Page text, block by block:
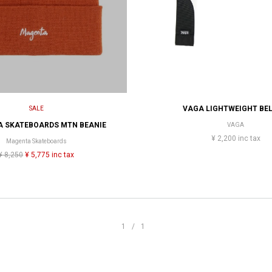
SALE
SKATEBOARDS MTN BEANIE
Magenta Skateboards
8,250 ¥ 5,775 inc tax
VAGA LIGHTWEIGHT
VAGA
¥ 2,200 inc tax
1/1